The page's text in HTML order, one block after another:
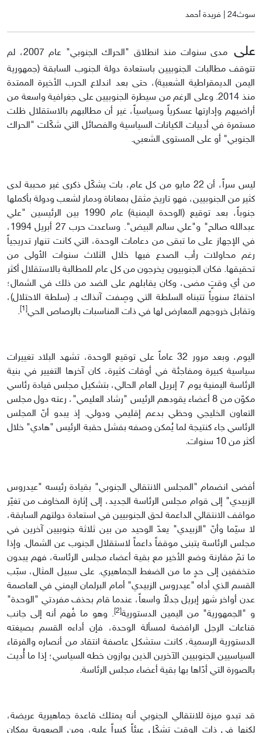
سوث24 | فريدة أحمد
على
مدى سنوات منذ انطلاق "الحراك الجنوبي" عام 2007، لم
تتوقف مطالبات الجنوبيين باستعادة دولة الجنوب السابقة (جمهورية
اليمن الديمقراطية الشعبية)، حتى بعد اندلاع الحرب الأخيرة الممتدة
منذ 2014. وعلى الرغم من سيطرة الجنوبيين على جغرافية واسعة من
أراضيهم وإدارتها عسكرياً وسياسياً، غير أن مطالبهم بالاستقلال ظلت
مستمرة في أدبيات الكيانات السياسية والفصائل التي شكّلت "الحراك
الجنوبي" أو على المستوى الشعبي.
ليس سراً، أن 22 مايو من كل عام، بات يشكّل ذكرى غير محببة لدى
كثير من الجنوبيين، فهو تاريخ مثقل بمعاناة ودمار لشعب ودولة بأكملها
جنوباً، بعد توقيع (الوحدة اليمنية) عام 1990 بين الرئيسين "علي
عبدالله صالح" و"علي سالم البيض". وساعدت حرب 27 أبريل 1994،
في الإجهاز على ما تبقى من دعامات الوحدة، التي كانت تنهار تدريجياً
رغم محاولات رأب الصدع فيها خلال الثلاث سنوات الأولى من
تحقيقها. فكان الجنوبيون يخرجون من كل عام للمطالبة بالاستقلال أكثر
من أي وقتٍ مضى، وكان يقابلهم على الضد من ذلك في الشمال؛
احتفاءً سنوياً تتبناه السلطة التي وصِفت آنذاك بـ (سلطة الاحتلال)،
وتقابل خروجهم المعارض لها في ذات المناسبات بالرصاص الحي
.
اليوم، وبعد مرور 32 عاماً على توقيع الوحدة، تشهد البلاد تغييرات
سياسية كبيرة ومفاجئة في أوقات كثيرة، كان آخرها التغيير في بنية
الرئاسة اليمنية يوم 7 إبريل العام الحالي، بتشكيل مجلس قيادة رئاسي
مكوّن من 8 أعضاء يقودهم الرئيس "رشاد العليمي"، رعته دول مجلس
التعاون الخليجي وحظي بدعم إقليمي ودولي. إذ يبدو أنّ المجلس
الرئاسي جاء كنتيجة لما يُمكن وصفه بفشل حقبة الرئيس "هادي" خلال
أكثر من 10 سنوات.
أفضى انضمام "المجلس الانتقالي الجنوبي" بقيادة رئيسه "عيدروس
الزبيدي" إلى قوام مجلس الرئاسة الجديد، إلى إثارة المخاوف من تغيّر
مواقف الانتقالي الداعمة لحق الجنوبيين في استعادة دولتهم السابقة،
لا سيّما وأنّ "الزبيدي" يعدّ الوحيد من بين ثلاثة جنوبيين آخرين في
مجلس الرئاسة يتبنى موقفاً داعماً لاستقلال الجنوب عن الشمال. وإذا
ما تمّ مقارنة وضع الأخير مع بقية أعضاء مجلس الرئاسة، فهم يبدون
متخففين إلى حدٍ ما من الضغط الجماهيري. على سبيل المثال، سبّب
القسم الذي أداه "عيدروس الزبيدي" أمام البرلمان اليمني في العاصمة
عدن أواخر شهر إبريل جدلاً واسعاً، عندما قام بحذف مفردتي "الوحدة"
و "الجمهورية" من اليمين الدستورية
. وهو ما فُهم أنه إلى جانب
قناعات الرجل الرافضة لمسألة الوحدة، فإن أداءه القسم بصيغته
الدستورية الرسمية، كانت ستشكل عاصفة انتقاد من أنصاره والفرقاء
السياسيين الجنوبيين الآخرين الذين يوازون خطه السياسي؛ إذا ما أُديت
بالصورة التي أدّاها بها بقية أعضاء مجلس الرئاسة.
قد تبدو ميزة للانتقالي الجنوبي أنه يمتلك قاعدة جماهيرية عريضة،
لكنها في ذات الوقت تشكّل عبئاً كبيراً عليه، ومن الصعوبة بمكان